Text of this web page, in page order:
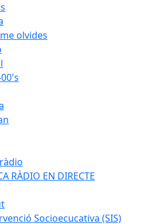
olvides
RÀDIO EN DIRECTE
Socioecucativa (SIS)